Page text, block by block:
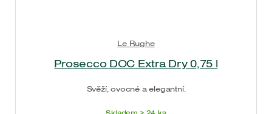
Le Rughe
Prosecco DOC Extra Dry 0,75 l
Svěží, ovocné a elegantní.